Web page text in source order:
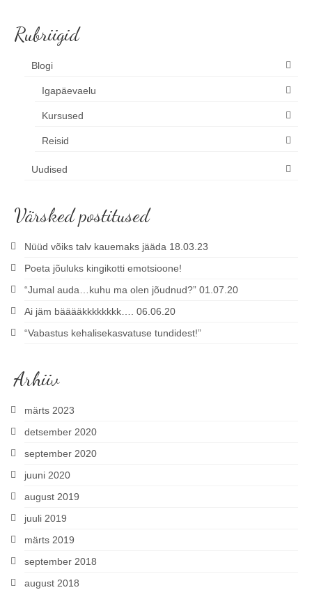
Rubriigid
Blogi
Igapäevaelu
Kursused
Reisid
Uudised
Värsked postitused
Nüüd võiks talv kauemaks jääda 18.03.23
Poeta jõuluks kingikotti emotsioone!
“Jumal auda…kuhu ma olen jõudnud?” 01.07.20
Ai jäm bääääkkkkkkkk…. 06.06.20
“Vabastus kehalisekasvatuse tundidest!”
Arhiiv
märts 2023
detsember 2020
september 2020
juuni 2020
august 2019
juuli 2019
märts 2019
september 2018
august 2018